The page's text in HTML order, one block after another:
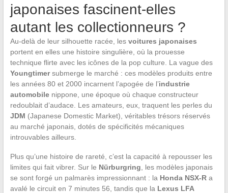
japonaises fascinent-elles
autant les collectionneurs ?
Au-delà de leur silhouette racée, les voitures japonaises
portent en elles une histoire singulière, où la prouesse
technique flirte avec les icônes de la pop culture. La vague des
Youngtimersubmerge le marché : ces modèles produits entre
les années 80 et 2000 incarnent l’apogée de l’industrie
automobilenippone, une époque où chaque constructeur
redoublait d’audace. Les amateurs, eux, traquent les perles du
JDM (Japanese Domestic Market), véritables trésors réservés
au marché japonais, dotés de spécificités mécaniques
introuvables ailleurs.
Plus qu’une histoire de rareté, c’est la capacité à repousser les
limites qui fait vibrer. Sur le Nürburgring , les modèles japonais
se sont forgé un palmarès impressionnant : la Honda NSX-Ra
avalé le circuit en 7 minutes 56, tandis que la Lexus LFA